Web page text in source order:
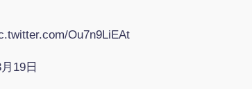
Ou7n9LiEAt
19日